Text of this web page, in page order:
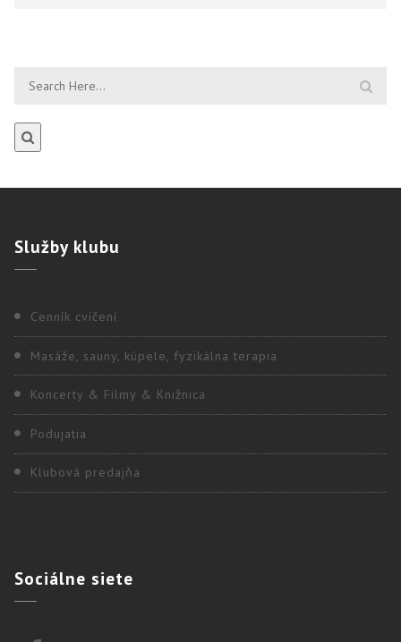
Službyklubu
Cenník cvičení
Masáže, sauny, kúpele, fyzikálna terapia
Koncerty & Filmy & Knižnica
Podujatia
Klubová predajňa
Sociálne siete